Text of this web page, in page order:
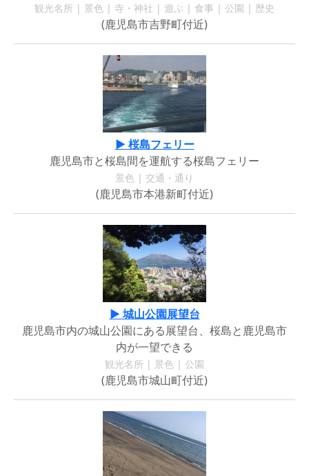
観光名所 | 景色 | 寺・神社 | 遊ぶ | 食事 | 公園 | 歴史
(鹿児島市吉野町付近)
▶ 桜島フェリー
鹿児島市と桜島間を運航する桜島フェリー
景色 | 交通・通り
(鹿児島市本港新町付近)
▶ 城山公園展望台
鹿児島市内の城山公園にある展望台、桜島と鹿児島市
内が一望できる
観光名所 | 景色 | 公園
(鹿児島市城山町付近)